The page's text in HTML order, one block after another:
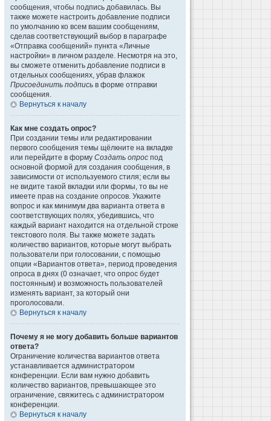
сообщения, чтобы подпись добавилась. Вы
также можете настроить добавление подписи
по умолчанию ко всем вашим сообщениям,
сделав соответствующий выбор в параграфе
«Отправка сообщений» пункта «Личные
настройки» в личном разделе. Несмотря на это,
вы сможете отменить добавление подписи в
отдельных сообщениях, убрав флажок
Присоединить подпись в форме отправки
сообщения.
Вернуться к началу
Как мне создать опрос?
При создании темы или редактировании
первого сообщения темы щёлкните на вкладке
или перейдите в форму Создать опрос под
основной формой для создания сообщения, в
зависимости от используемого стиля; если вы
не видите такой вкладки или формы, то вы не
имеете прав на создание опросов. Укажите
вопрос и как минимум два варианта ответа в
соответствующих полях, убедившись, что
каждый вариант находится на отдельной строке
текстового поля. Вы также можете задать
количество вариантов, которые могут выбрать
пользователи при голосовании, с помощью
опции «Вариантов ответа», период проведения
опроса в днях (0 означает, что опрос будет
постоянным) и возможность пользователей
изменять вариант, за который они
проголосовали.
Вернуться к началу
Почему я не могу добавить больше вариантов
ответа?
Ограничение количества вариантов ответа
устанавливается администратором
конференции. Если вам нужно добавить
количество вариантов, превышающее это
ограничение, свяжитесь с администратором
конференции.
Вернуться к началу